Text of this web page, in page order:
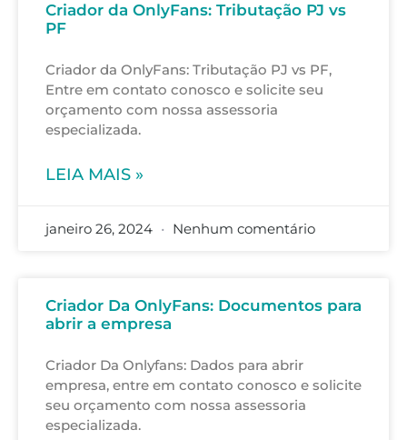
Criador da OnlyFans: Tributação PJ vs
PF
Criador da OnlyFans: Tributação PJ vs PF,
Entre em contato conosco e solicite seu
orçamento com nossa assessoria
especializada.
LEIA MAIS »
janeiro 26, 2024 Nenhum comentário
Criador Da OnlyFans: Documentos para
abrir a empresa
Criador Da Onlyfans: Dados para abrir
empresa, entre em contato conosco e solicite
seu orçamento com nossa assessoria
especializada.